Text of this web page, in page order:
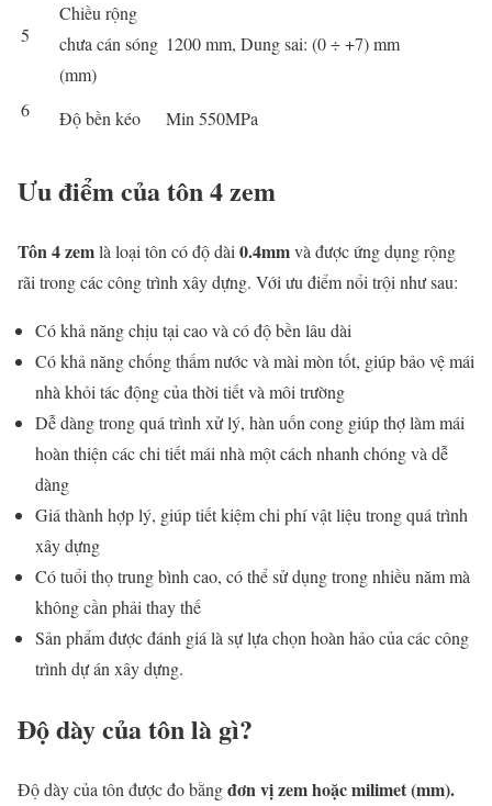
5
Chiều rộng
chưa cán sóng
(mm)
1200 mm, Dung sai: (0 ÷ +7) mm
6 Độ bền kéo Min 550MPa
Ưu điểm của tôn 4 zem
Tôn 4 zemlà loại tôn có độ dài 0.4mmvà được ứng dụng rộng
rãi trong các công trình xây dựng. Với ưu điểm nổi trội như sau:
Có khả năng chịu tại cao và có độ bền lâu dài
Có khả năng chống thấm nước và mài mòn tốt, giúp bảo vệ mái
nhà khỏi tác động của thời tiết và môi trường
Dễ dàng trong quá trình xử lý, hàn uốn cong giúp thợ làm mái
hoàn thiện các chi tiết mái nhà một cách nhanh chóng và dễ
dàng
Giá thành hợp lý, giúp tiết kiệm chi phí vật liệu trong quá trình
xây dựng
Có tuổi thọ trung bình cao, có thể sử dụng trong nhiều năm mà
không cần phải thay thế
Sản phẩm được đánh giá là sự lựa chọn hoàn hảo của các công
trình dự án xây dựng.
Độ dày của tôn là gì?
Độ dày của tôn được đo bằngđơn vị zem hoặc milimet (mm).